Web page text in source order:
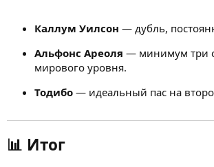
Каллум Уилсон — дубль,
Альфонс Ареоля — минимум три
мирового уровня.
Тодибо — идеальный пас на
📊 Итог